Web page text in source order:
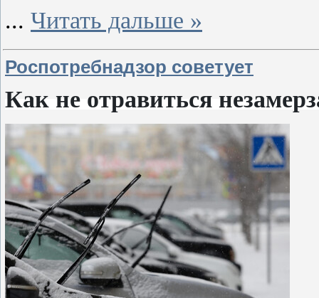
... Читать дальше »
Роспотребнадзор советует
Как не отравиться